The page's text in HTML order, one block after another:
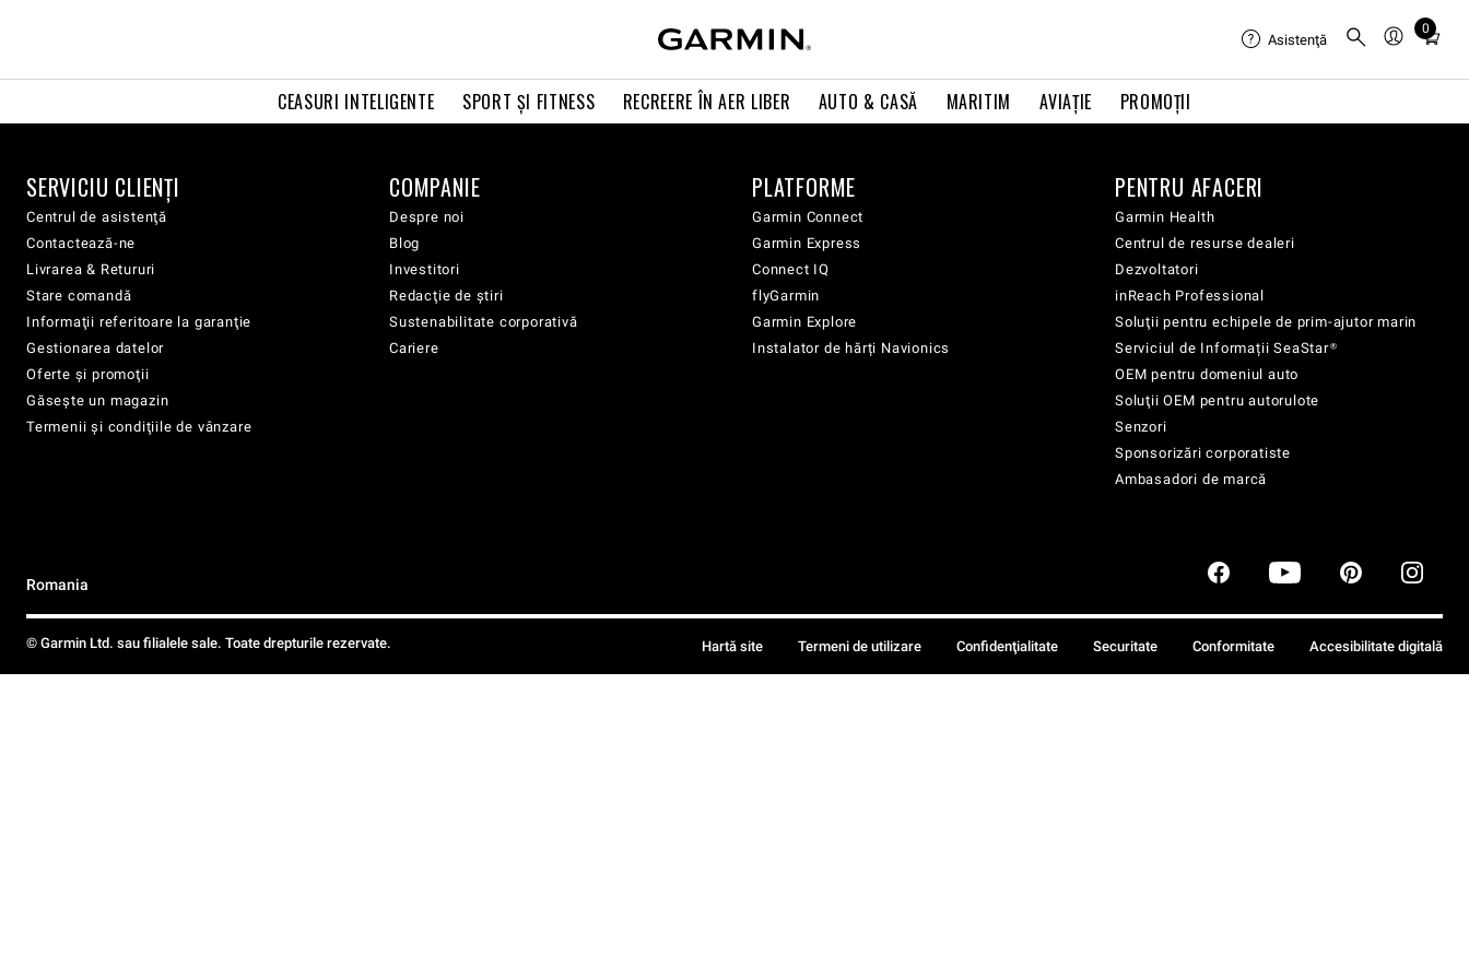
CEASURI INTELIGENTE SPORT ŞI FITNESS RECREERE ÎN AER LIBER AUTO & CASĂ MARITIM AVIAŢIE PROMOȚII
Asistenţă
0
Total
cart:
SERVICIU CLIENŢI
Centrul de asistenţă
Contactează-ne
Livrarea & Retururi
Stare comandă
Informaţii referitoare la garanţie
Gestionarea datelor
Oferte şi promoţii
Găsește un magazin
Termenii şi condiţiile de vânzare
COMPANIE
Despre noi
Blog
Investitori
Redacţie de ştiri
Sustenabilitate corporativă
Cariere
PLATFORME
Garmin Connect
Garmin Express
Connect IQ
flyGarmin
Garmin Explore
Instalator de hărți Navionics
PENTRU AFACERI
Garmin Health
Centrul de resurse dealeri
Dezvoltatori
inReach Professional
Soluţii pentru echipele de prim-ajutor marin
Serviciul de Informații SeaStar®
OEM pentru domeniul auto
Soluţii OEM pentru autorulote
Senzori
Sponsorizări corporatiste
Ambasadori de marcă
Romania
© Garmin Ltd. sau filialele sale. Toate drepturile rezervate. Hartă site Termeni de utilizare Confidenţialitate Securitate Conformitate Accesibilitate digitală